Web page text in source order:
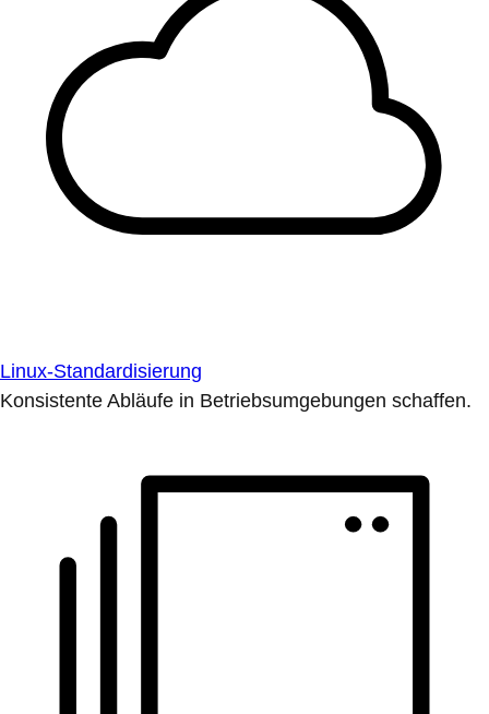
Linux-Standardisierung
Konsistente Abläufe in Betriebsumgebungen schaffen.